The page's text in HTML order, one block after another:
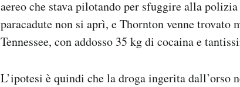
aereo che stava pilotando per sfuggire alla
paracadute non si aprì, e Thornton venne
Tennessee, con addosso 35 kg di cocaina e
L’ipotesi è quindi che la droga ingerita dall’orso